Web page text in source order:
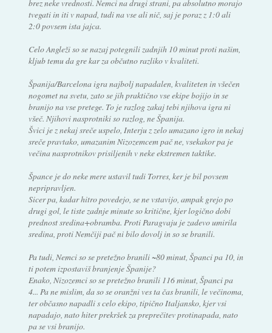
brez neke vrednosti. Nemci na drugi strani, pa absolutno morajo
tvegati in iti v napad, tudi na vse ali nič, saj je poraz z 1:0 ali
2:0 povsem ista jajca.
Celo Angleži so se nazaj potegnili zadnjih 10 minut proti našim,
kljub temu da gre kar za občutno razliko v kvaliteti.
Španija/Barcelona igra najbolj napadalen, kvaliteten in všečen
nogomet na svetu, zato se jih praktično vse ekipe bojijo in se
branijo na vse pretege. To je razlog zakaj tebi njihova igra ni
všeč. Njihovi nasprotniki so razlog, ne Španija.
Švici je z nekaj sreče uspelo, Interju z zelo umazano igro in nekaj
sreče pravtako, umazanim Nizozemcem pač ne, vsekakor pa je
večina nasprotnikov prisiljenih v neke ekstremen taktike.
Špance je do neke mere ustavil tudi Torres, ker je bil povsem
nepripravljen.
Sicer pa, kadar hitro povedejo, se ne vstavijo, ampak grejo po
drugi gol, le tiste zadnje minute so kritične, kjer logično dobi
prednost sredina+obramba. Proti Paragvaju je zadevo umirila
sredina, proti Nemčiji pač ni bilo dovolj in so se branili.
Pa tudi, Nemci so se pretežno branili ~80 minut, Španci pa 10, in
ti potem izpostaviš branjenje Španije?
Enako, Nizozemci so se pretežno branili 116 minut, Španci pa
4... Pa ne mislim, da so se oranžni ves ta čas branili, le večinoma,
ter občasno napadli s celo ekipo, tipično Italjansko, kjer vsi
napadajo, nato hiter prekršek za preprečitev protinapada, nato
pa se vsi branijo.